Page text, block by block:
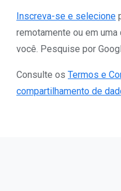
Inscreva-se e selecione
remotamente ou em
você. Pesquise por
Consulte os Termos e
compartilhamento de